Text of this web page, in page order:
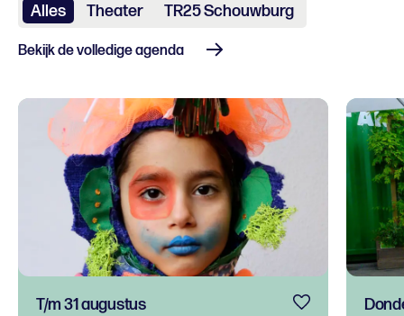
Alles Theater TR25 Schouwburg
Bekijk de volledige agenda
T/m 31 augustus